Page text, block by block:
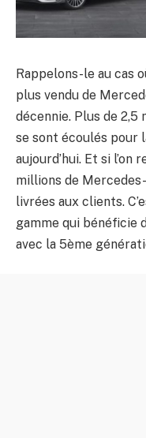
Rappelons-le au cas
plus vendu de
décennie. Plus de
se sont écoulés pour
aujourd’hui. Et si l’on
millions de
livrées aux clients.
gamme qui bénéficie
avec la 5ème